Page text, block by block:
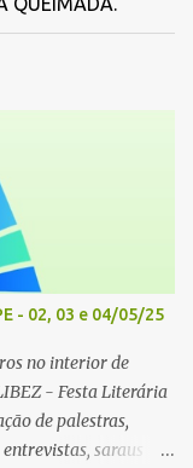
- 02, 03 e 04/05/25
no interior de
- Festa Literária
de palestras,
saraus